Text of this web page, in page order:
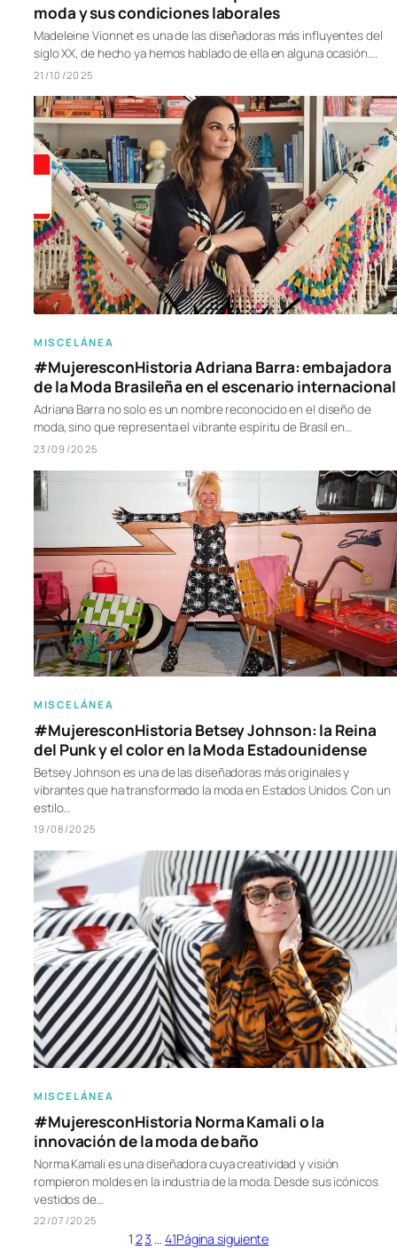
moda y sus condiciones laborales
Madeleine Vionnet es una de las diseñadoras más influyentes del
siglo XX, de hecho ya hemos hablado de ella en alguna ocasión.…
21/10/2025
MISCELÁNEA
#MujeresconHistoria Adriana Barra: embajadora
de la Moda Brasileña en el escenario internacional
Adriana Barra no solo es un nombre reconocido en el diseño de
moda, sino que representa el vibrante espíritu de Brasil en…
23/09/2025
MISCELÁNEA
#MujeresconHistoria Betsey Johnson: la Reina
del Punk y el color en la Moda Estadounidense
Betsey Johnson es una de las diseñadoras más originales y
vibrantes que ha transformado la moda en Estados Unidos. Con un
estilo…
19/08/2025
MISCELÁNEA
#MujeresconHistoria Norma Kamali o la
innovación de la moda de baño
Norma Kamali es una diseñadora cuya creatividad y visión
rompieron moldes en la industria de la moda. Desde sus icónicos
vestidos de…
22/07/2025
1 23 … 41Página siguiente